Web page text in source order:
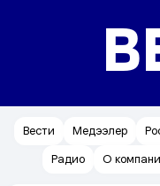
Вести Медээлер
Радио
О